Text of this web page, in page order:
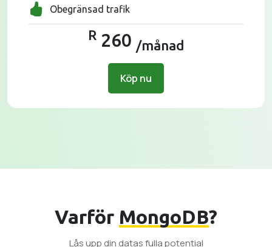
Obegränsad trafik
R260 /månad
Köp nu
Varför MongoDB?
Lås upp din datas fulla potential